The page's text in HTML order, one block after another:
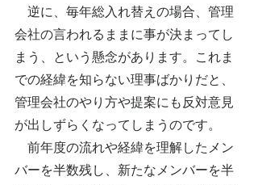
逆に、毎年総入れ替えの場合、管理
会社の言われるままに事が決まってし
まう、という懸念があります。これま
での経緯を知らない理事ばかりだと、
管理会社のやり方や提案にも反対意見
が出しずらくなってしまうのです。
前年度の流れや経緯を理解したメン
バーを半数残し、新たなメンバーを半